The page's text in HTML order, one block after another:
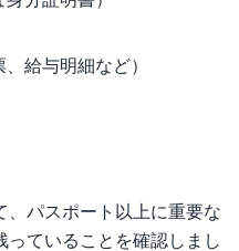
、給与明細など）
、パスポート以上に重要な
ていることを確認しまし